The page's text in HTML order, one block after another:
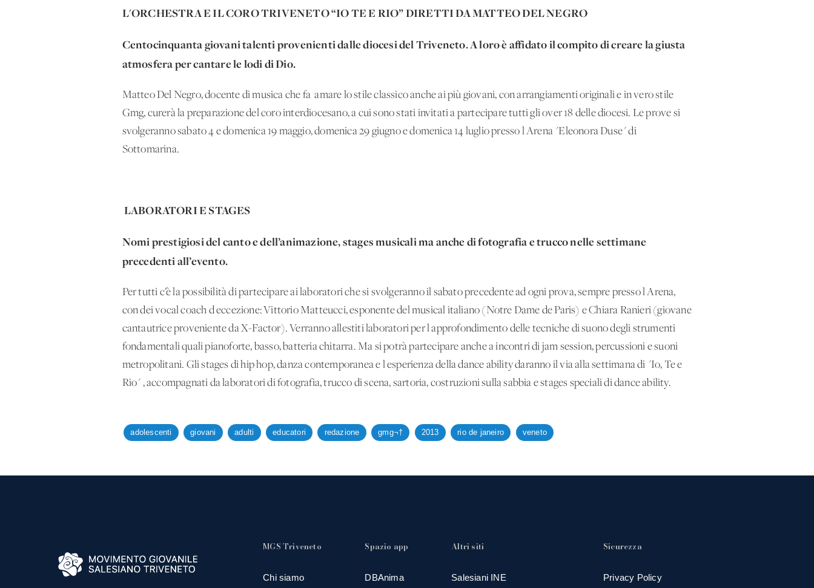
L'ORCHESTRA E IL CORO TRIVENETO “IO TE E RIO” DIRETTI DA MATTEO DEL NEGRO
Centocinquanta giovani talenti provenienti dalle diocesi del Triveneto. A loro è affidato il compito di creare la giusta
atmosfera per cantare le lodi di Dio.
Matteo Del Negro, docente di musica che fa amare lo stile classico anche ai più giovani, con arrangiamenti originali e in vero stile
Gmg, curerà la preparazione del coro interdiocesano, a cui sono stati invitati a partecipare tutti gli over 18 delle diocesi. Le prove si
svolgeranno sabato 4 e domenica 19 maggio, domenica 29 giugno e domenica 14 luglio presso l'Arena "Eleonora Duse" di
Sottomarina.
LABORATORI E STAGES
Nomi prestigiosi del canto e dell’animazione, stages musicali ma anche di fotografia e trucco nelle settimane
precedenti all’evento.
Per tutti c’è la possibilità di partecipare ai laboratori che si svolgeranno il sabato precedente ad ogni prova, sempre presso l'Arena,
con dei vocal coach d'eccezione: Vittorio Matteucci, esponente del musical italiano (Notre Dame de Paris) e Chiara Ranieri (giovane
cantautrice proveniente da X-Factor). Verranno allestiti laboratori per l'approfondimento delle tecniche di suono degli strumenti
fondamentali quali pianoforte, basso, batteria chitarra. Ma si potrà partecipare anche a incontri di jam session, percussioni e suoni
metropolitani. Gli stages di hip hop, danza contemporanea e l'esperienza della dance ability daranno il via alla settimana di "Io, Te e
Rio" , accompagnati da laboratori di fotografia, trucco di scena, sartoria, costruzioni sulla sabbia e stages speciali di dance ability.
adolescenti giovani adulti educatori redazione gmg¬† 2013 rio de janeiro veneto
MGS Triveneto
Chi siamo
Spazio app
DBAnima
Altri siti
Salesiani INE
Sicurezza
Privacy Policy